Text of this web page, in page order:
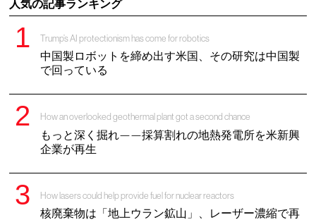
人気の記事ランキング
Trump’s AI protectionism has come for robotics
中国製ロボットを締め出す米国、その研究は中国製
で回っている
How an overlooked geothermal plant got a second chance
もっと深く掘れ——採算割れの地熱発電所を米新興
企業が再生
How lasers could help provide fuel for nuclear reactors
核廃棄物は「地上ウラン鉱山」、レーザー濃縮で再